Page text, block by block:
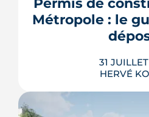
rentrée 2026.
LIRE
Permis de
Métropole : le
31
HERVÉ